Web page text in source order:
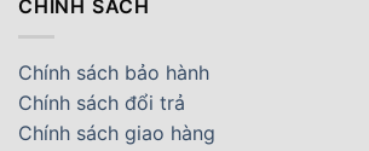
CHÍNH SÁCH
Chính sách bảo hành
Chính sách đổi trả
Chính sách giao hàng